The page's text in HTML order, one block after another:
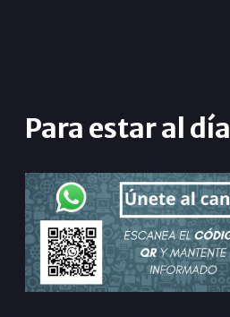
Para estar al día